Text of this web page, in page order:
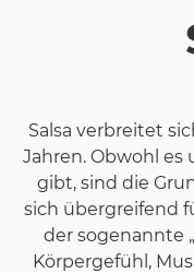
Salsa verbreitet
Jahren. Obwohl
gibt, sind die
sich übergreifend
der sogenannte
Körpergefühl,